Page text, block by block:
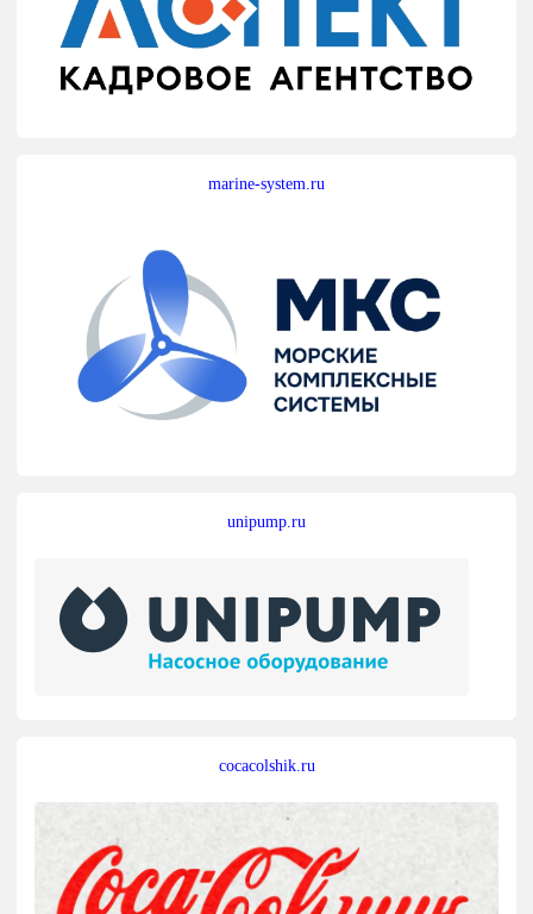
marine-system.ru
unipump.ru
cocacolshik.ru